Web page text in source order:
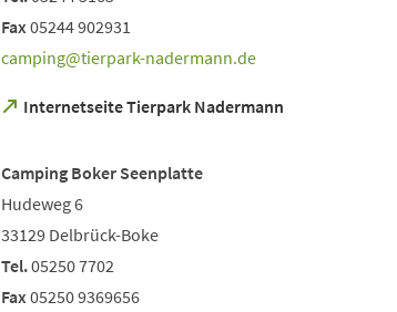
Fax05244 902931
camping
tierpark-nadermann de
Internetseite Tierpark Nadermann
(Öffnet
neuen
Tab)
Camping Boker Seenplatte
Hudeweg 6
33129 Delbrück-Boke
Tel.05250 7702
Fax05250 9369656